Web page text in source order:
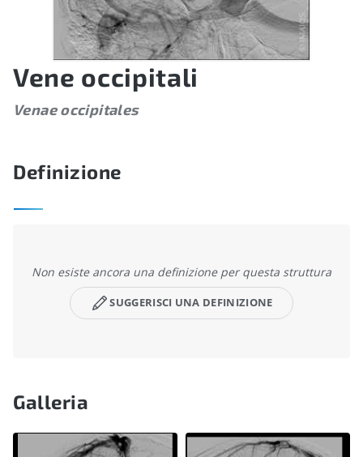
Vene occipitali
Venae occipitales
Definizione
Non esiste ancora una definizione per questa struttura
SUGGERISCI UNA DEFINIZIONE
Galleria